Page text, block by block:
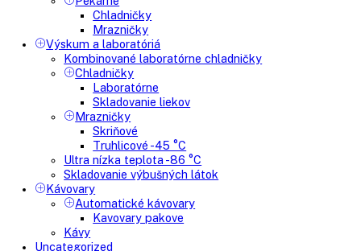
Truhlicové mrazničky
Chladnie nápojov
Skriňové
Truhlicové
Vinotéky
Pekárne
Chladničky
Mrazničky
Výskum a laboratóriá
Kombinované laboratórne chladničky
Chladničky
Laboratórne
Skladovanie liekov